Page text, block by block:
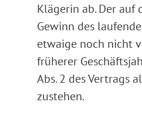
Klägerin ab. Der
Gewinn des
etwaige noch nicht
früherer
Abs. 2 des Vertrags
zustehen.